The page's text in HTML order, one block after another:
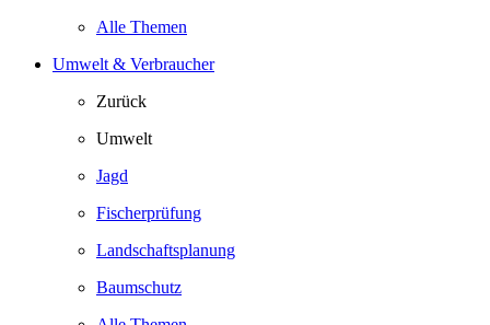
Alle Themen
Umwelt & Verbraucher
Zurück
Umwelt
Jagd
Fischerprüfung
Landschaftsplanung
Baumschutz